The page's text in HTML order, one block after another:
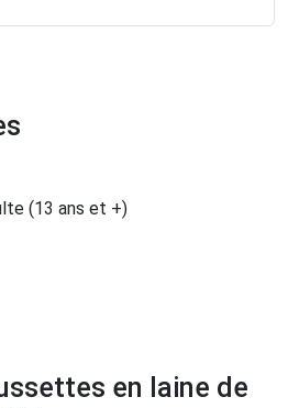
(13 ans et +)
en laine de